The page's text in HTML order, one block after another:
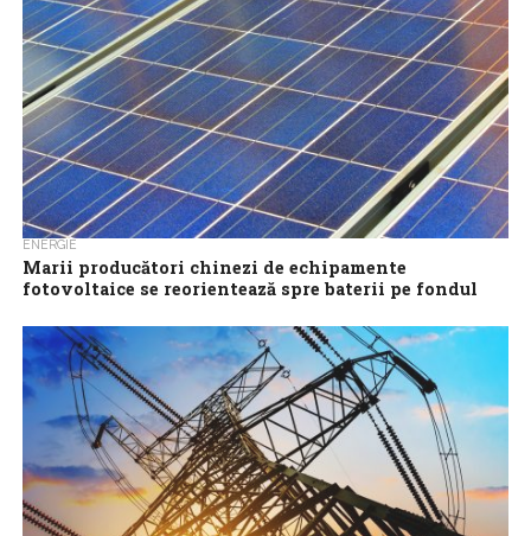
ENERGIE
Marii producători chinezi de echipamente
fotovoltaice se reorientează spre baterii pe fondul
Principalii producători chinezi de echipamente fotovoltaice și-au
intensificat exporturile de baterii pentru a-și spori veniturile, pe
măsură ce vânzările de panouri fotovoltaice...